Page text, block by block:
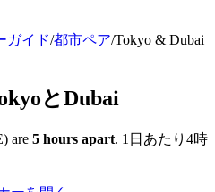
ガイド/都市ペア/Tokyo & Dubai
とDubai
) are 5 hours apart. 1日あたり4時